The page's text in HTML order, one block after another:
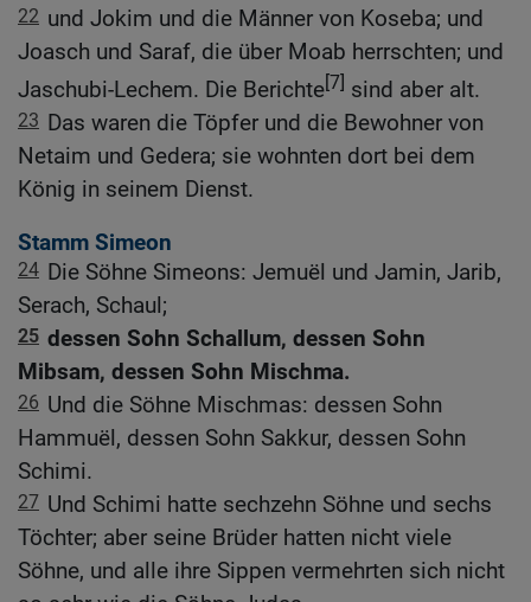
22 und Jokim und die Männer von Koseba; und
Joasch und Saraf, die über Moab herrschten; und
Jaschubi-Lechem. Die Berichte[7] sind aber alt.
23 Das waren die Töpfer und die Bewohner von
Netaim und Gedera; sie wohnten dort bei dem
König in seinem Dienst.
Stamm Simeon
24 Die Söhne Simeons: Jemuël und Jamin, Jarib,
Serach, Schaul;
25 dessen Sohn Schallum, dessen Sohn
Mibsam, dessen Sohn Mischma.
26 Und die Söhne Mischmas: dessen Sohn
Hammuël, dessen Sohn Sakkur, dessen Sohn
Schimi.
27 Und Schimi hatte sechzehn Söhne und sechs
Töchter; aber seine Brüder hatten nicht viele
Söhne, und alle ihre Sippen vermehrten sich nicht